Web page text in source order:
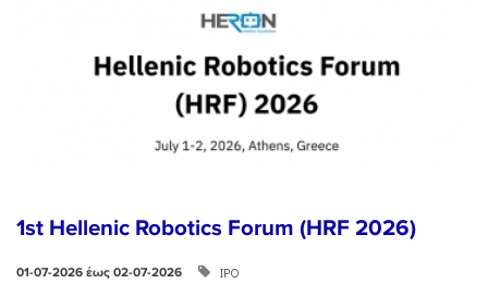
1st Hellenic Robotics Forum (HRF 2026)
01-07-2026 έως 02-07-2026 ΙΡΟ